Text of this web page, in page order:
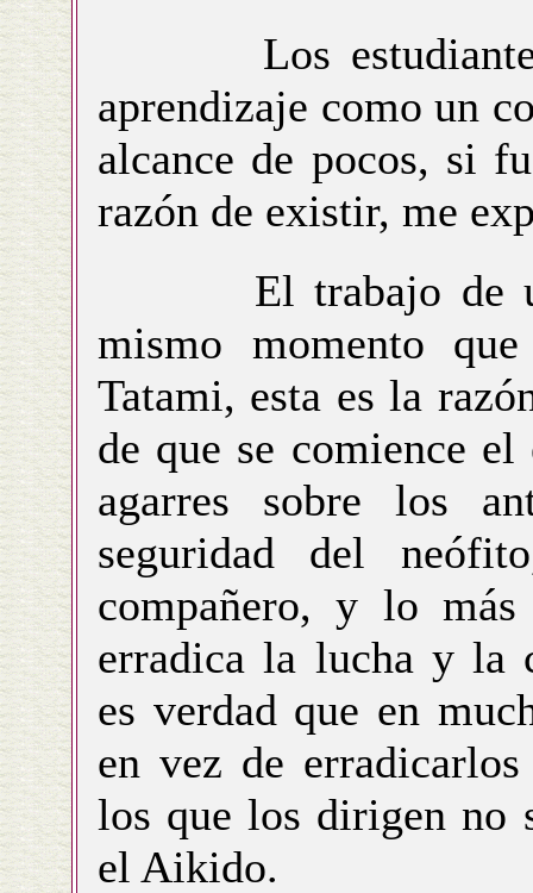
Los estudiantes
aprendizaje como un
alcance de pocos, si
razón de existir, me
El trabajo de
mismo momento
Tatami, esta es la
de que se comience
agarres sobre los
seguridad del
compañero, y lo
erradica la lucha y la
es verdad que en
en vez de
los que los dirigen no
el Aikido.